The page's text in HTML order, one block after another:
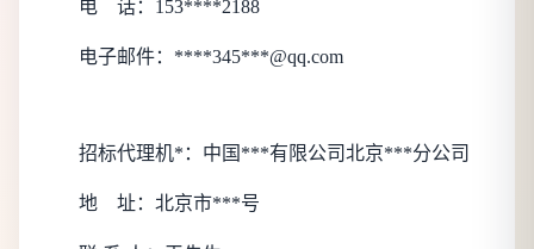
电 话： 153****2188
电子邮件： ****345***@qq.com
招标代理机*： 中国***有限公司北京***分公司
地 址： 北京市***号